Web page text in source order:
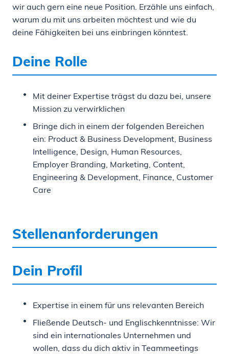
wir auch gern eine neue Position. Erzähle uns einfach,
warum du mit uns arbeiten möchtest und wie du
deine Fähigkeiten bei uns einbringen könntest.
Deine Rolle
Mit deiner Expertise trägst du dazu bei, unsere
Mission zu verwirklichen
Bringe dich in einem der folgenden Bereichen
ein: Product & Business Development, Business
Intelligence, Design, Human Resources,
Employer Branding, Marketing, Content,
Engineering & Development, Finance, Customer
Care
Stellenanforderungen
Dein Profil
Expertise in einem für uns relevanten Bereich
Fließende Deutsch- und Englischkenntnisse: Wir
sind ein internationales Unternehmen und
wollen, dass du dich aktiv in Teammeetings